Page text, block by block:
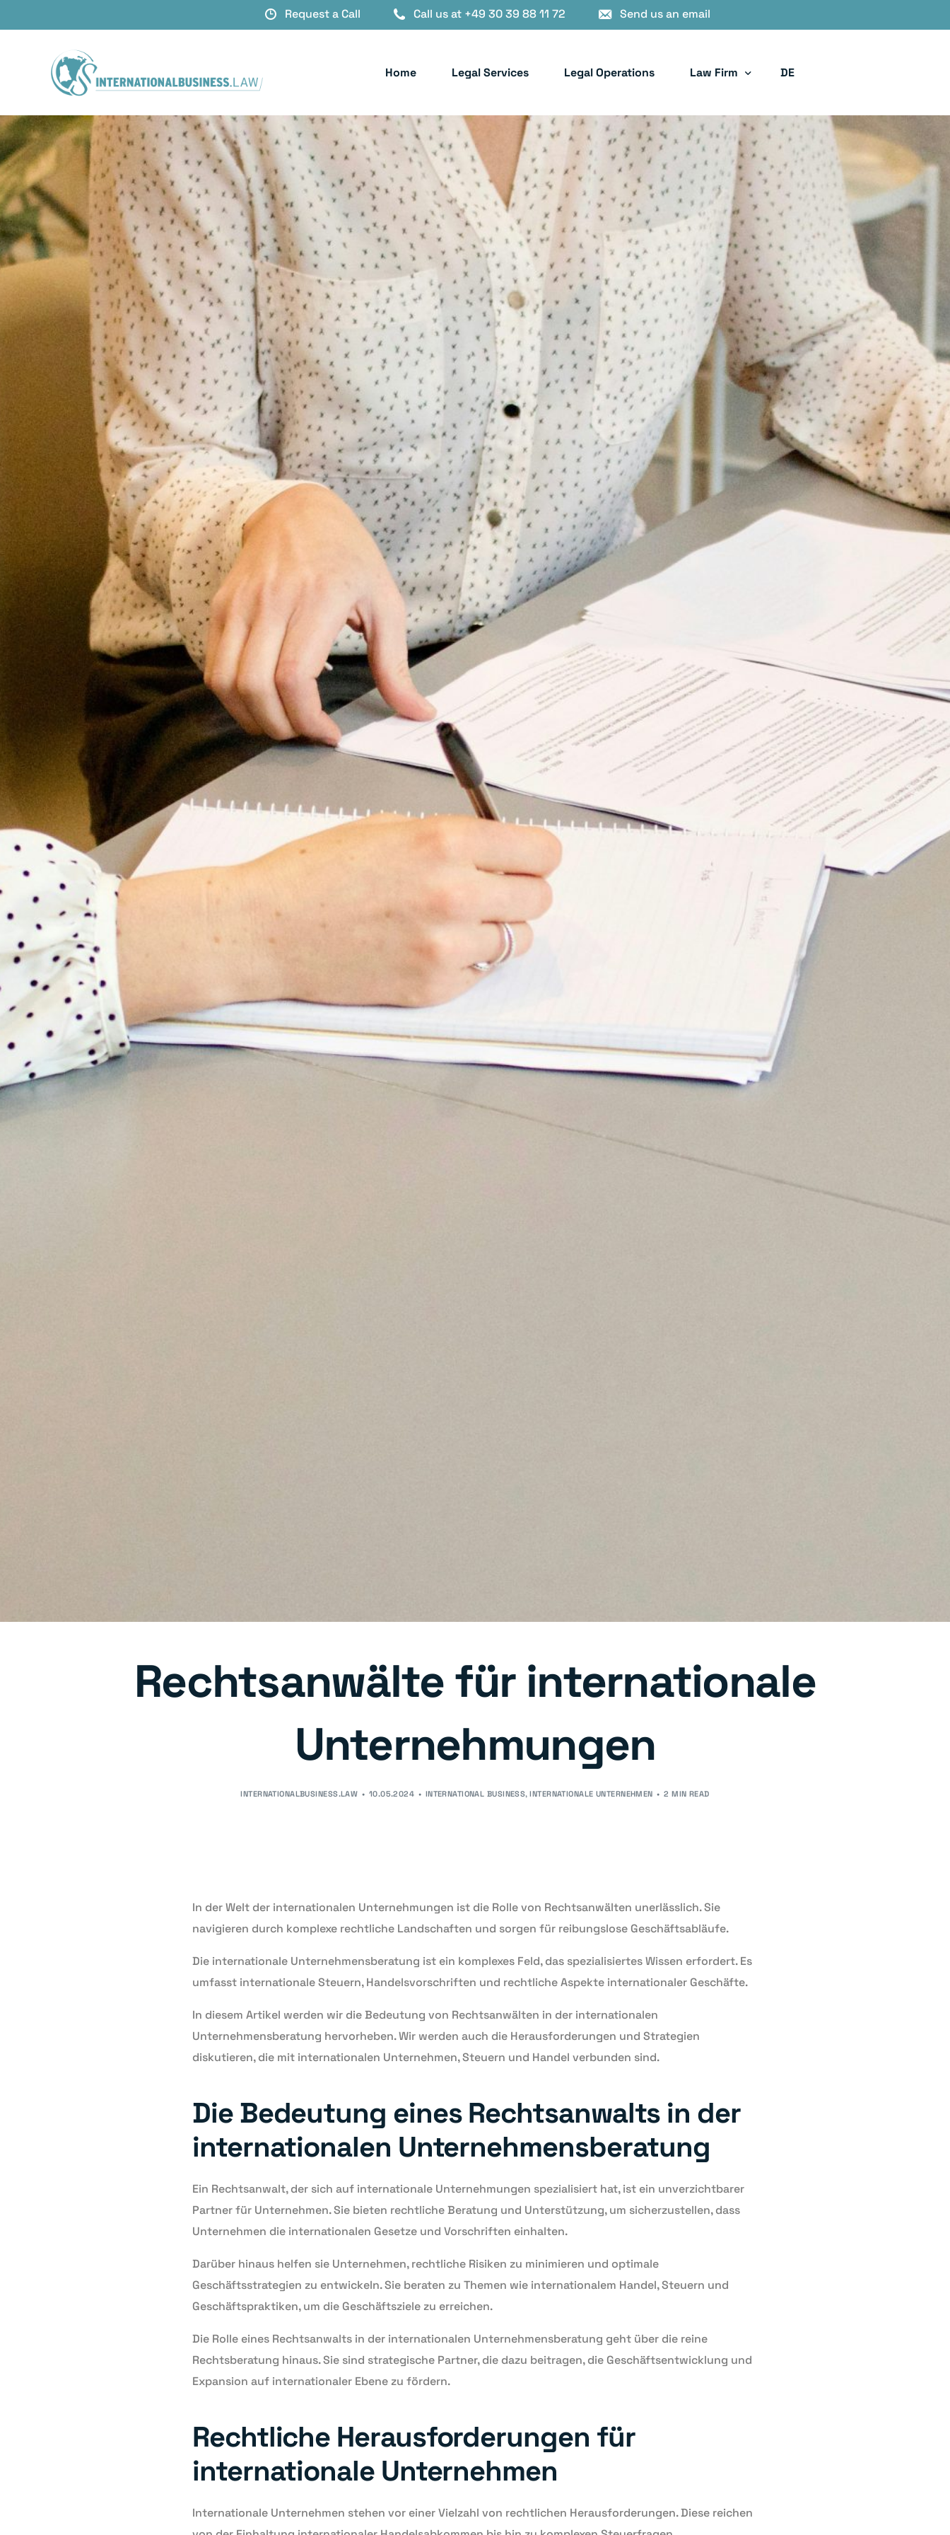
Request a Call Call us at +49 30 39 88 11 72 Send us an email
Home Legal Services Legal Operations Law Firm
Values and Team
Blog
DE
Rechtsanwälte für internationale
Unternehmungen
INTERNATIONALBUSINESS.LAW 10.05.2024 INTERNATIONAL BUSINESS,INTERNATIONALE UNTERNEHMEN 2 MIN READ
In der Welt der internationalen Unternehmungen ist die Rolle von Rechtsanwälten unerlässlich. Sie
navigieren durch komplexe rechtliche Landschaften und sorgen für reibungslose Geschäftsabläufe.
Die internationale Unternehmensberatung ist ein komplexes Feld, das spezialisiertes Wissen erfordert. Es
umfasst internationale Steuern, Handelsvorschriften und rechtliche Aspekte internationaler Geschäfte.
In diesem Artikel werden wir die Bedeutung von Rechtsanwälten in der internationalen
Unternehmensberatung hervorheben. Wir werden auch die Herausforderungen und Strategien
diskutieren, die mit internationalen Unternehmen, Steuern und Handel verbunden sind.
Die Bedeutung eines Rechtsanwalts in der
internationalen Unternehmensberatung
Ein Rechtsanwalt, der sich auf internationale Unternehmungen spezialisiert hat, ist ein unverzichtbarer
Partner für Unternehmen. Sie bieten rechtliche Beratung und Unterstützung, um sicherzustellen, dass
Unternehmen die internationalen Gesetze und Vorschriften einhalten.
Darüber hinaus helfen sie Unternehmen, rechtliche Risiken zu minimieren und optimale
Geschäftsstrategien zu entwickeln. Sie beraten zu Themen wie internationalem Handel, Steuern und
Geschäftspraktiken, um die Geschäftsziele zu erreichen.
Die Rolle eines Rechtsanwalts in der internationalen Unternehmensberatung geht über die reine
Rechtsberatung hinaus. Sie sind strategische Partner, die dazu beitragen, die Geschäftsentwicklung und
Expansion auf internationaler Ebene zu fördern.
Rechtliche Herausforderungen für
internationale Unternehmen
Internationale Unternehmen stehen vor einer Vielzahl von rechtlichen Herausforderungen. Diese reichen